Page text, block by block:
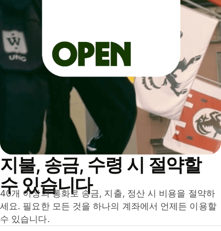
지불, 송금, 수령 시 절약할
수 있습니다
40개 이상의 통화로 송금, 지출, 정산 시 비용을 절약하
세요. 필요한 모든 것을 하나의 계좌에서 언제든 이용할
수 있습니다.